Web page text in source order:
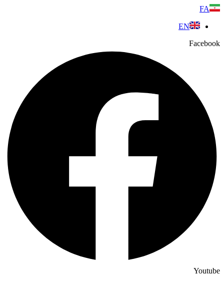
پرش
محتوا
FA
EN
Facebook
Youtube